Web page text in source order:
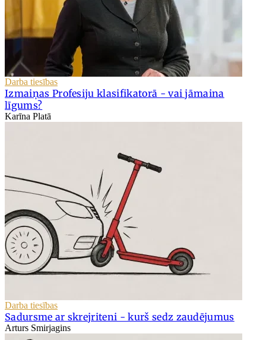
Darba tiesības
Izmaiņas Profesiju klasifikatorā - vai jāmaina
līgums?
Karīna Platā
Darba tiesības
Sadursme ar skrejriteni - kurš sedz zaudējumus
Arturs Smirjagins